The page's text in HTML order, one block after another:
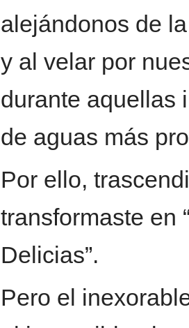
alejándonos de
y al velar por
durante aquellas
de aguas más
Por ello,
transformaste en
Delicias”.
Pero el